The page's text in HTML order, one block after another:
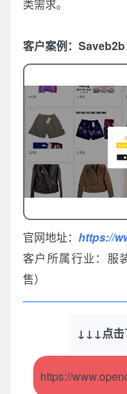
类需求。
客户案例：Saveb2b
官网地址： https://
客户所属行业：服
售）
↓↓↓点
https://